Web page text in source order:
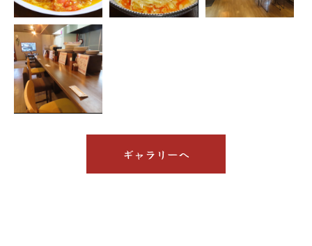
ギャラリーへ